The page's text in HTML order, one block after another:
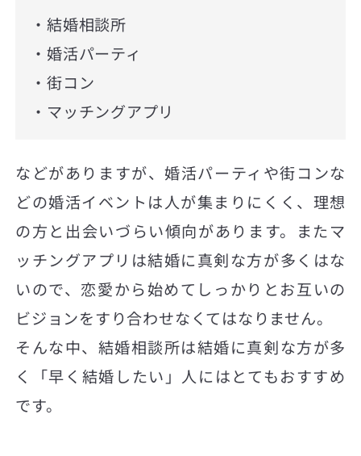
・結婚相談所
・婚活パーティ
・街コン
・マッチングアプリ
などがありますが、婚活パーティや街コンな
どの婚活イベントは人が集まりにくく、理想
の方と出会いづらい傾向があります。またマ
ッチングアプリは結婚に真剣な方が多くはな
いので、恋愛から始めてしっかりとお互いの
ビジョンをすり合わせなくてはなりません。
そんな中、結婚相談所は結婚に真剣な方が多
く「早く結婚したい」人にはとてもおすすめ
です。